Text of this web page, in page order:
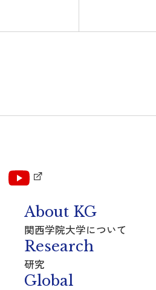
About KG
関西学院大学について
Research
研究
Global